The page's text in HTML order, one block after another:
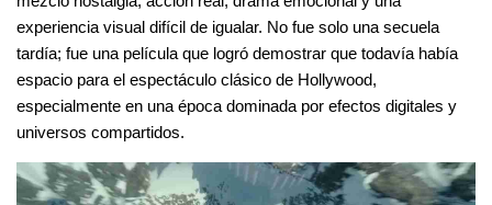
experiencia visual difícil de igualar. No fue solo una secuela
tardía; fue una película que logró demostrar que todavía había
espacio para el espectáculo clásico de Hollywood,
especialmente en una época dominada por efectos digitales y
universos compartidos.